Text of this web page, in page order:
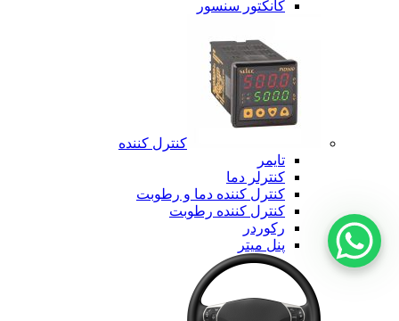
کانکتور سنسور
کنترل کننده
تایمر
کنترلر دما
کنترل کننده دما و رطوبت
کنترل کننده رطوبت
رکوردر
پنل میتر